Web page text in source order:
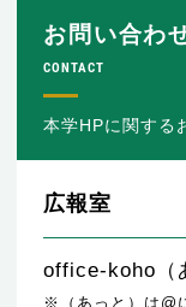
お問い合わ
CONTACT
本学HPに関する
広報室
office-koho（
※（あっと）は@